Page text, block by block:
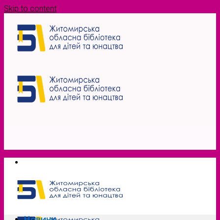
Skip to content